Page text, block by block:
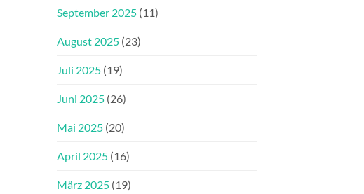
September 2025 (11)
August 2025 (23)
Juli 2025 (19)
Juni 2025 (26)
Mai 2025 (20)
April 2025 (16)
März 2025 (19)